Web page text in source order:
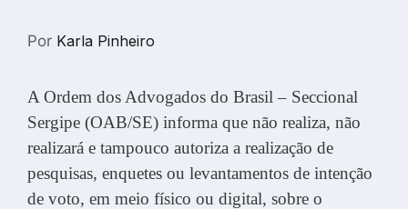
Por Karla Pinheiro
A Ordem dos Advogados do Brasil – Seccional
Sergipe (OAB/SE) informa que não realiza, não
realizará e tampouco autoriza a realização de
pesquisas, enquetes ou levantamentos de intenção
de voto, em meio físico ou digital, sobre o